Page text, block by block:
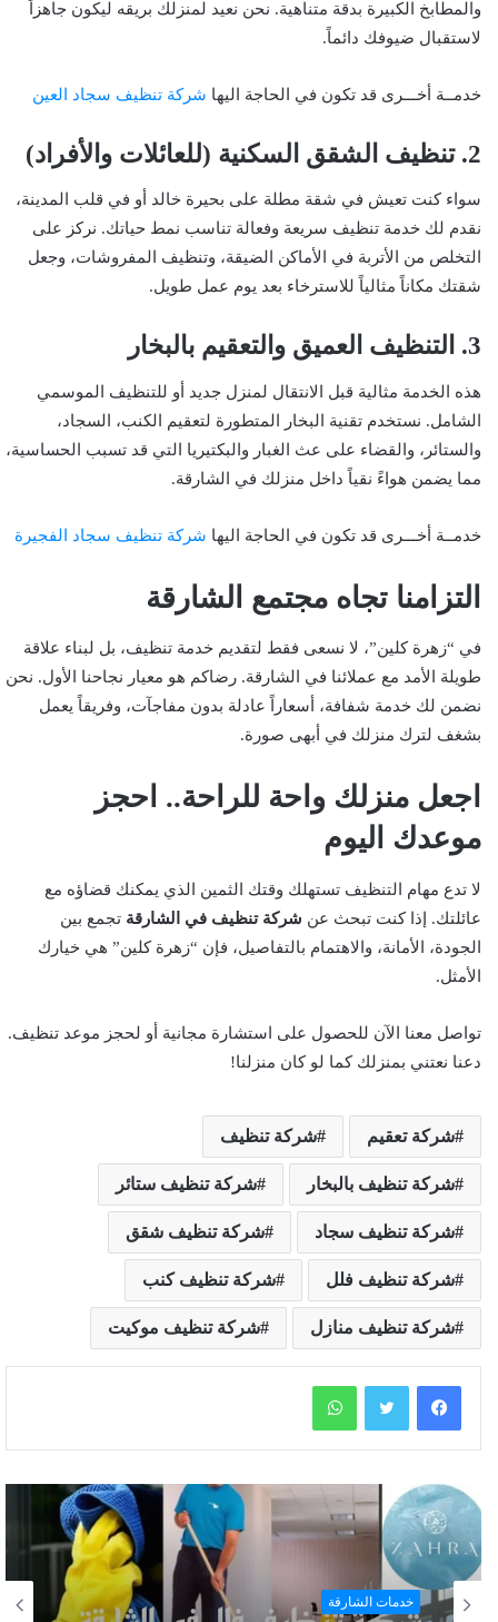
والمطابخ الكبيرة بدقة متناهية. نحن نعيد لمنزلك بريقه ليكون جاهزاً
لاستقبال ضيوفك دائماً.
خدمــة أخـــرى قد تكون في الحاجة اليها شركة تنظيف سجاد العين
2. تنظيف الشقق السكنية (للعائلات والأفراد)
سواء كنت تعيش في شقة مطلة على بحيرة خالد أو في قلب المدينة،
نقدم لك خدمة تنظيف سريعة وفعالة تناسب نمط حياتك. نركز على
التخلص من الأتربة في الأماكن الضيقة، وتنظيف المفروشات، وجعل
شقتك مكاناً مثالياً للاسترخاء بعد يوم عمل طويل.
3. التنظيف العميق والتعقيم بالبخار
هذه الخدمة مثالية قبل الانتقال لمنزل جديد أو للتنظيف الموسمي
الشامل. نستخدم تقنية البخار المتطورة لتعقيم الكنب، السجاد،
والستائر، والقضاء على عث الغبار والبكتيريا التي قد تسبب الحساسية،
مما يضمن هواءً نقياً داخل منزلك في الشارقة.
خدمــة أخـــرى قد تكون في الحاجة اليها شركة تنظيف سجاد الفجيرة
التزامنا تجاه مجتمع الشارقة
في “زهرة كلين”، لا نسعى فقط لتقديم خدمة تنظيف، بل لبناء علاقة
طويلة الأمد مع عملائنا في الشارقة. رضاكم هو معيار نجاحنا الأول. نحن
نضمن لك خدمة شفافة، أسعاراً عادلة بدون مفاجآت، وفريقاً يعمل
بشغف لترك منزلك في أبهى صورة.
اجعل منزلك واحة للراحة.. احجز
موعدك اليوم
لا تدع مهام التنظيف تستهلك وقتك الثمين الذي يمكنك قضاؤه مع
عائلتك. إذا كنت تبحث عن شركة تنظيف في الشارقة تجمع بين
الجودة، الأمانة، والاهتمام بالتفاصيل، فإن “زهرة كلين” هي خيارك
الأمثل.
تواصل معنا الآن للحصول على استشارة مجانية أو لحجز موعد تنظيف.
دعنا نعتني بمنزلك كما لو كان منزلنا!
شركة تعقيم شركة تنظيف
شركة تنظيف بالبخار شركة تنظيف ستائر
شركة تنظيف سجاد شركة تنظيف شقق
شركة تنظيف فلل شركة تنظيف كنب
شركة تنظيف منازل شركة تنظيف موكيت
واتساب
خدمات الشارقة